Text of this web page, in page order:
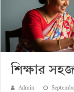
শিক্ষার
Admin